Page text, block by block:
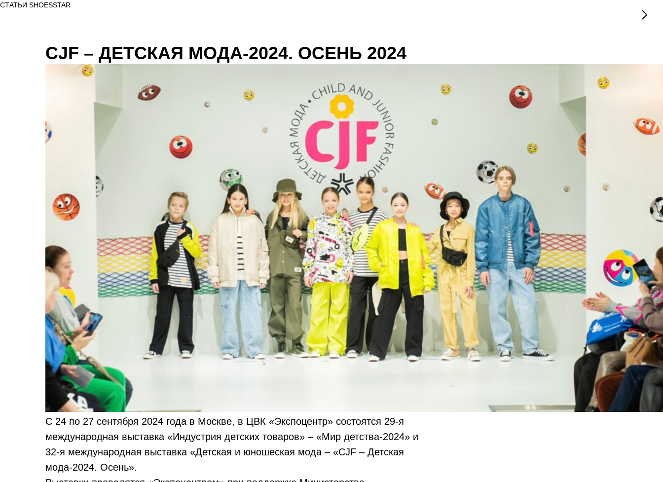
СТАТЬИ SHOESSTAR
CJF – ДЕТСКАЯ МОДА-2024. ОСЕНЬ 2024
С 24 по 27 сентября 2024 года в Москве, в ЦВК «Экспоцентр» состоятся 29-я
международная выставка «Индустрия детских товаров» – «Мир детства-2024» и
32-я международная выставка «Детская и юношеская мода – «CJF – Детская
мода-2024. Осень».